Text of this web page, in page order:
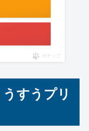
ポチップ
すうプリ